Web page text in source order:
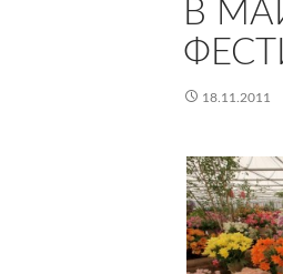
В
18.11.2011